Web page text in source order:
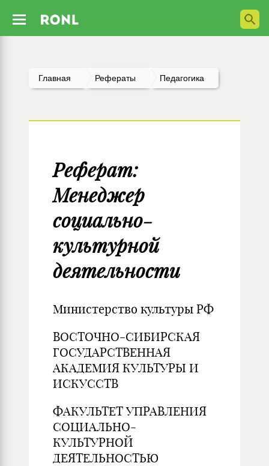
Главная Рефераты Педагогика
Реферат:
Менеджер
социально-
культурной
деятельности
Министерство культуры РФ
ВОСТОЧНО-СИБИРСКАЯ
ГОСУДАРСТВЕННАЯ
АКАДЕМИЯ КУЛЬТУРЫ И
ИСКУССТВ
ФАКУЛЬТЕТ УПРАВЛЕНИЯ
СОЦИАЛЬНО-
КУЛЬТУРНОЙ
ДЕЯТЕЛЬНОСТЬЮ